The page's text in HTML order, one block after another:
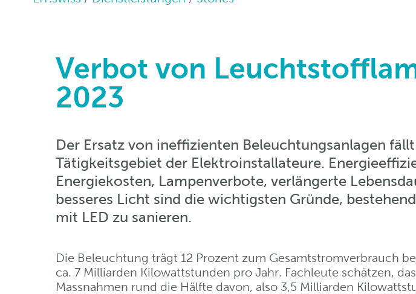
Verbot von
2023
Der Ersatz von ineffizienten Beleuchtungsanlagen
Tätigkeitsgebiet der Elektroinstallateure.
Energiekosten, Lampenverbote, verlängerte
besseres Licht sind die wichtigsten Gründe,
mit LED zu sanieren.
Die Beleuchtung trägt 12 Prozent zum Gesamtstromverbrauch
ca. 7 Milliarden Kilowattstunden pro Jahr. Fachleute schätzen,
Massnahmen rund die Hälfte davon, also 3,5 Milliarden